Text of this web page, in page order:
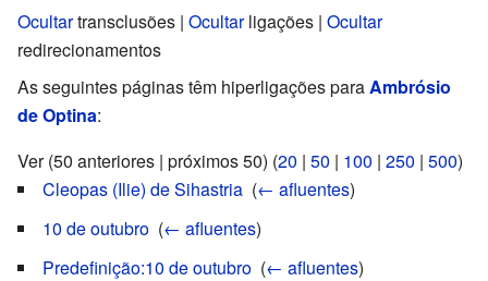
Ocultartransclusões | Ocultarligações | Ocultar
redirecionamentos
As seguintes páginas têm hiperligações paraAmbrósio
de Optina:
Ver (50 anteriores | próximos 50) (20 | 50 | 100 | 250 | 500)
Cleopas (Ilie) de Sihastria (← afluentes)
10 de outubro (← afluentes)
Predefinição:10 de outubro (← afluentes)